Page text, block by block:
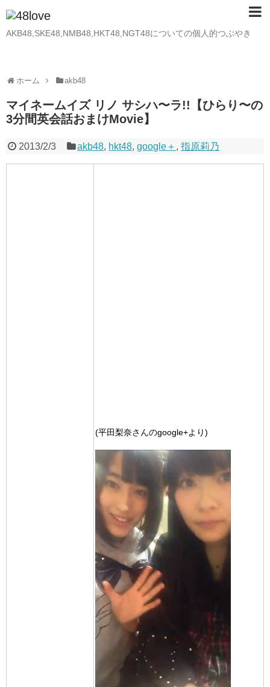
AKB48,SKE48,NMB48,HKT48,NGT48についての個人的つぶやき
ホーム akb48
マイネームイズ リノ サシハ〜ラ!!【ひらり〜の
3分間英会話おまけMovie】
2013/2/3 akb48, hkt48,google＋ ,指原莉乃
(平田梨奈さんのgoogle+より)